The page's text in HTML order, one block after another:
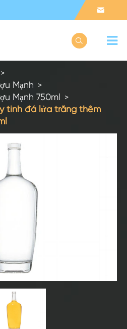


Mạnh
Mạnh 750ml
tinh đá lửa trắng thêm